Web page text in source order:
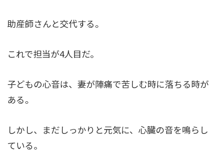
助産師さんと交代する。
これで担当が4人目だ。
子どもの心音は、妻が陣痛で苦しむ時に落ちる時が
ある。
しかし、まだしっかりと元気に、心臓の音を鳴らし
ている。